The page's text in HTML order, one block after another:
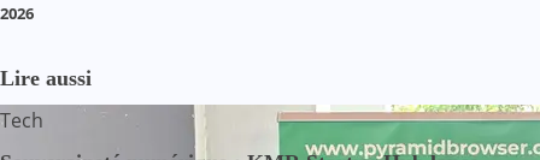
2026
Lire aussi
Tech